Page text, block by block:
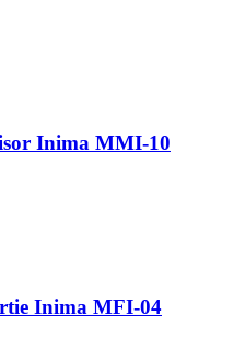
Inima MMI-10
Inima MFI-04